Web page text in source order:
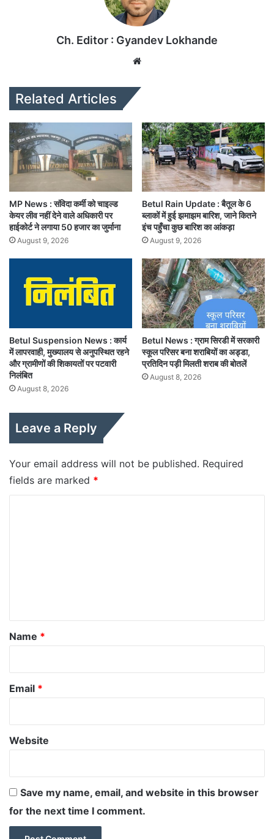
Ch. Editor : Gyandev Lokhande
Related Articles
MP News : संविदा कर्मी को चाइल्ड
केयर लीव नहीं देने वाले अधिकारी पर
हाईकोर्ट ने लगाया 50 हजार का जुर्माना
August 9, 2026
Betul Rain Update : बैतूल के 6
ब्लाकों में हुई झमाझम बारिश, जाने कितने
इंच पहुँचा कुछ बारिश का आंकड़ा
August 9, 2026
Betul Suspension News : कार्य
में लापरवाही, मुख्यालय से अनुपस्थित रहने
और ग्रामीणों की शिकायतों पर पटवारी
निलंबित
August 8, 2026
Betul News : ग्राम सिरडी में सरकारी
स्कूल परिसर बना शराबियों का अड्डा,
प्रतिदिन पड़ी मिलती शराब की बोतलें
August 8, 2026
Leave a Reply
Your email address will not be published. Required
fields are marked *
*
Name *
Email *
Website
Save my name, email, and website in this browser
for the next time I comment.